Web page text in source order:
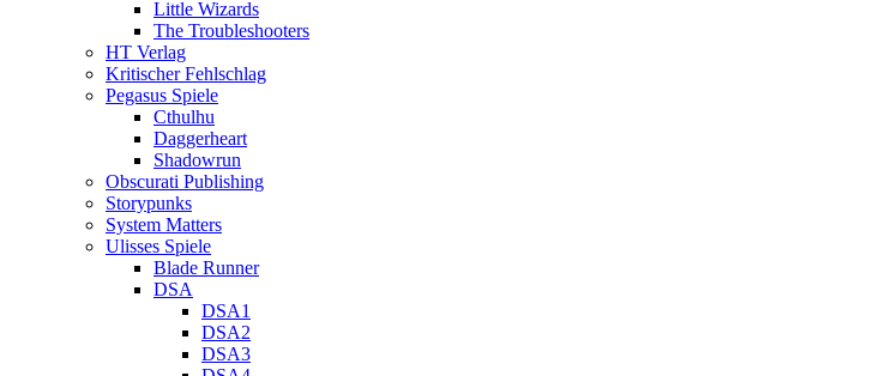
Little Wizards
The Troubleshooters
HT Verlag
Kritischer Fehlschlag
Pegasus Spiele
Cthulhu
Daggerheart
Shadowrun
Obscurati Publishing
Storypunks
System Matters
Ulisses Spiele
Blade Runner
DSA
DSA1
DSA2
DSA3